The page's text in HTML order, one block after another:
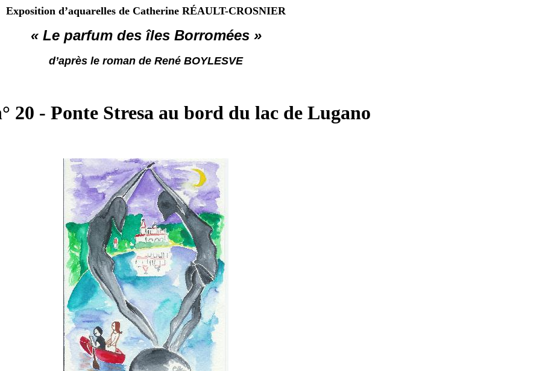
Exposition d’aquarelles de Catherine RÉAULT-CROSNIER
« Le parfum des îles Borromées »
d’après le roman de René BOYLESVE
20 - Ponte Stresa au bord du lac de Lugano